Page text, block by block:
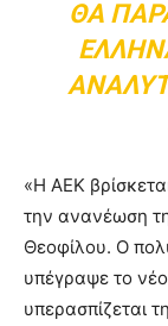
ΘΑ
«Η ΑΕΚ
την ανανέωση
Θεοφίλου. Ο
υπέγραψε το
υπερασπίζεται